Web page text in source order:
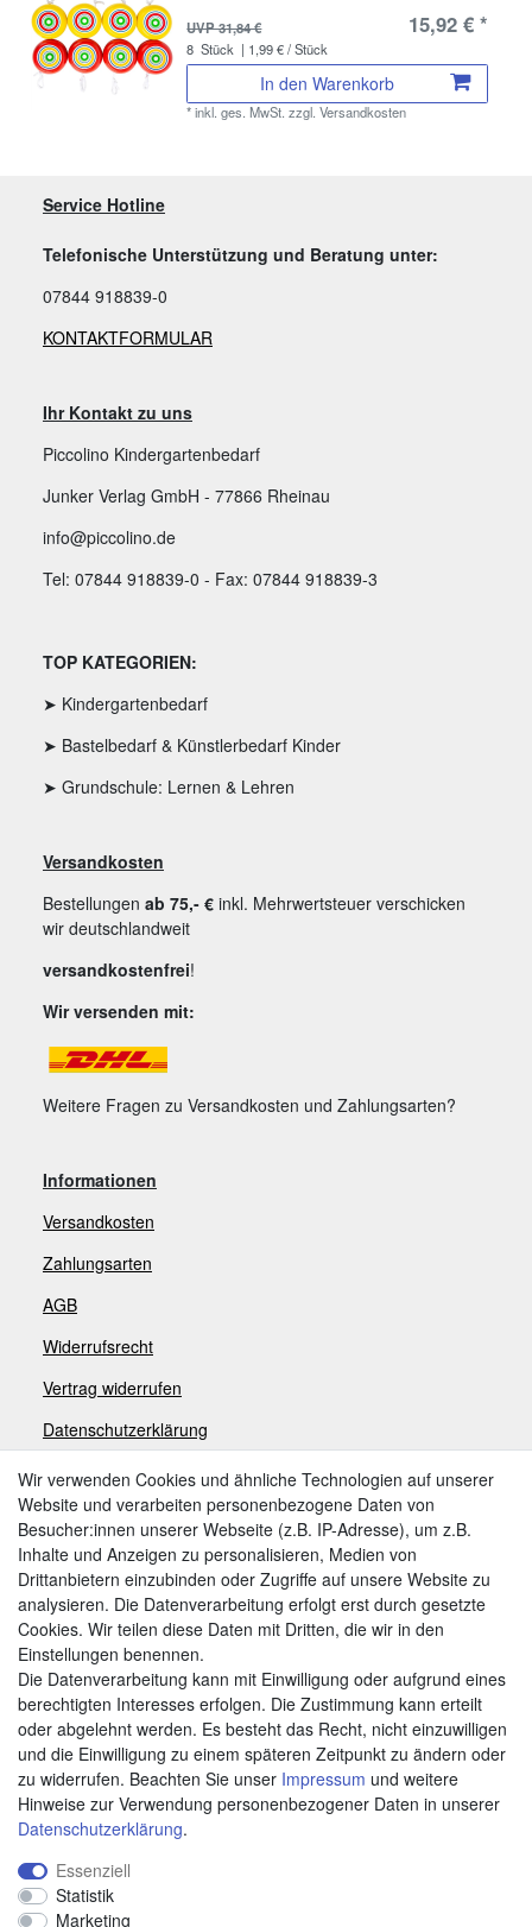
UVP 31,84 €
15,92 € *
8 Stück | 1,99 € / Stück
In den Warenkorb
*inkl. ges. MwSt. zzgl.Versandkosten
Service Hotline
Telefonische Unterstützung und Beratung unter:
07844 918839-0
KONTAKTFORMULAR
Ihr Kontakt zu uns
Piccolino Kindergartenbedarf
Junker Verlag GmbH - 77866 Rheinau
info@piccolino.de
Tel: 07844 918839-0 - Fax: 07844 918839-3
TOP KATEGORIEN:
➤ Kindergartenbedarf
➤ Bastelbedarf & Künstlerbedarf Kinder
➤ Grundschule: Lernen & Lehren
Versandkosten
Bestellungen ab 75,- € inkl. Mehrwertsteuer verschicken
wir deutschlandweit
versandkostenfrei!
Wir versenden mit:
Weitere Fragen zu Versandkosten und Zahlungsarten?
Informationen
Versandkosten
Zahlungsarten
AGB
Widerrufsrecht
Vertrag widerrufen
Datenschutzerklärung
Impressum
Zahlungsarten
Weitere Zahlungsarten:
Kauf auf Rechnung
Vorkasse
Hier sind wir
Wir verwenden Cookies und ähnliche Technologien auf unserer
Website und verarbeiten personenbezogene Daten von
Besucher:innen unserer Webseite (z.B. IP-Adresse), um z.B.
Inhalte und Anzeigen zu personalisieren, Medien von
Drittanbietern einzubinden oder Zugriffe auf unsere Website zu
analysieren. Die Datenverarbeitung erfolgt erst durch gesetzte
Cookies. Wir teilen diese Daten mit Dritten, die wir in den
Einstellungen benennen.
Die Datenverarbeitung kann mit Einwilligung oder aufgrund eines
berechtigten Interesses erfolgen. Die Zustimmung kann erteilt
oder abgelehnt werden. Es besteht das Recht, nicht einzuwilligen
und die Einwilligung zu einem späteren Zeitpunkt zu ändern oder
zu widerrufen. Beachten Sie unser Impressum und weitere
Hinweise zur Verwendung personenbezogener Daten in unserer
Daten­schutz­erklärung.
Essenziell
Statistik
Marketing